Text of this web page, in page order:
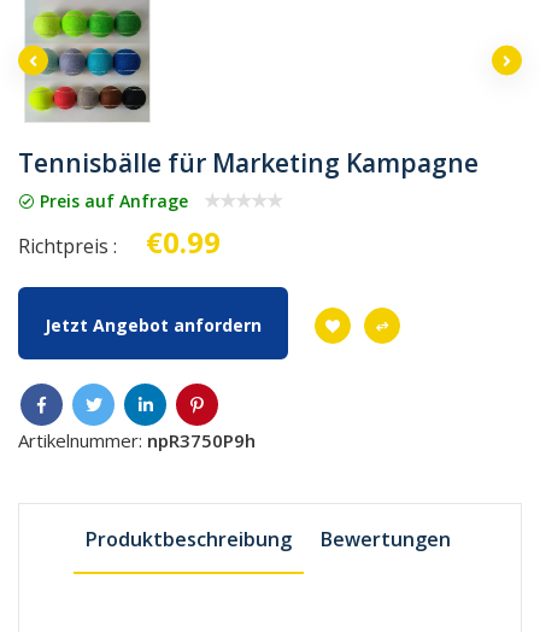
Tennisbälle für Marketing Kampagne
Preis auf Anfrage
Richtpreis : €0.99
Jetzt Angebot anfordern
Artikelnummer: npR3750P9h
Produktbeschreibung Bewertungen